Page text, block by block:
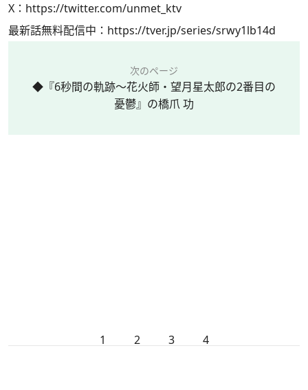
X： https://twitter.com/unmet_ktv
最新話無料配信中： https://tver.jp/series/srwy1lb14d
次のページ
◆『6秒間の軌跡～花火師・望月星太郎の2番目の
憂鬱』の橋爪 功
1 2 3 4